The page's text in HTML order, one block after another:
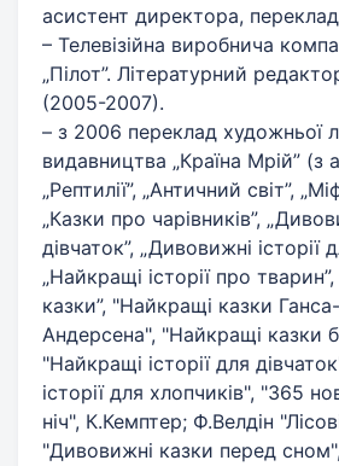
асистент директора,
– Телевізійна виробнича
„Пілот”. Літературний
(2005-2007).
– з 2006 переклад художньої
видавництва „Країна Мрій” (з
„Рептилії”, „Античний світ”,
„Казки про чарівників”,
дівчаток”, „Дивовижні історії
„Найкращі історії про
казки”, "Найкращі казки Ганса-
Андерсена", "Найкращі казки
"Найкращі історії для
історії для хлопчиків", "365
ніч", К.Кемптер; Ф.Велдін
"Дивовижні казки перед